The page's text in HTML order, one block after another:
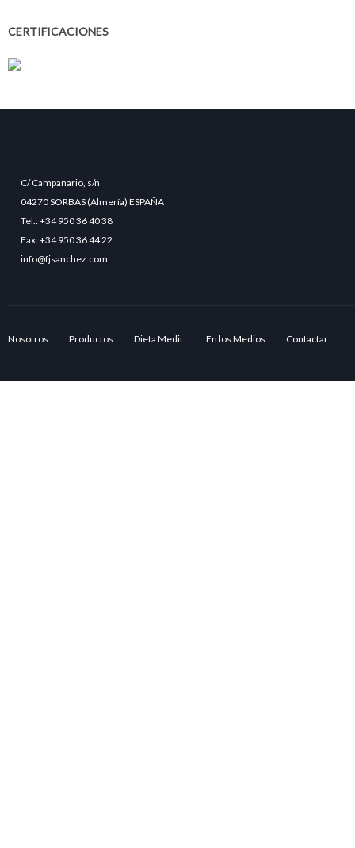
CERTIFICACIONES
C/ Campanario, s/n
04270 SORBAS (Almería) ESPAÑA
Tel.: +34 950 36 40 38
Fax: +34 950 36 44 22
info@fjsanchez.com
Nosotros Productos Dieta Medit. En los Medios Contactar